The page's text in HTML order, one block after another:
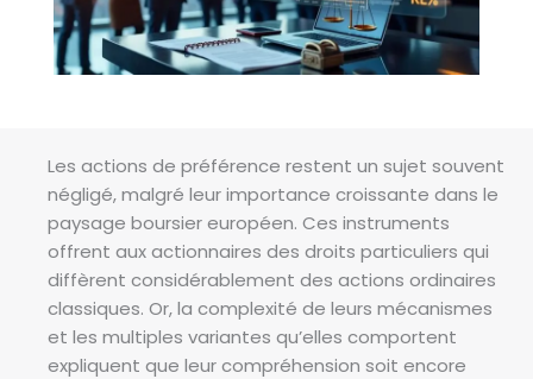
Les actions de préférence restent un sujet souvent
négligé, malgré leur importance croissante dans le
paysage boursier européen. Ces instruments
offrent aux actionnaires des droits particuliers qui
diffèrent considérablement des actions ordinaires
classiques. Or, la complexité de leurs mécanismes
et les multiples variantes qu’elles comportent
expliquent que leur compréhension soit encore